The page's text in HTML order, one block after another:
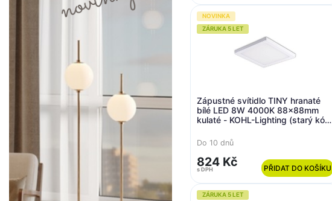
NOVINKA
ZÁRUKA 5 LET
Zápustné svítidlo TINY hranaté
bílé LED 8W 4000K 88x88mm
kulaté - KOHL-Lighting (starý kód:
Do 10 dnů
824 Kč
s DPH PŘIDAT DO KOŠÍKU
ZÁRUKA 5 LET